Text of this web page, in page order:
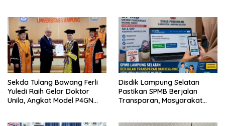
Lampung
Sekda Tulang Bawang Ferli
Yuledi Raih Gelar Doktor
Unila, Angkat Model P4GN
Disdik Lampung Selatan
Pastikan SPMB Berjalan
Transparan, Masyarakat